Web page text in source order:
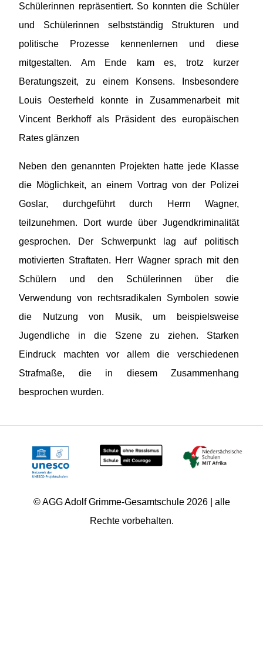
Schülerinnen repräsentiert. So konnten die Schüler
und Schülerinnen selbstständig Strukturen und
politische Prozesse kennenlernen und diese
mitgestalten. Am Ende kam es, trotz kurzer
Beratungszeit, zu einem Konsens. Insbesondere
Louis Oesterheld konnte in Zusammenarbeit mit
Vincent Berkhoff als Präsident des europäischen
Rates glänzen
Neben den genannten Projekten hatte jede Klasse
die Möglichkeit, an einem Vortrag von der Polizei
Goslar, durchgeführt durch Herrn Wagner,
teilzunehmen. Dort wurde über Jugendkriminalität
gesprochen. Der Schwerpunkt lag auf politisch
motivierten Straftaten. Herr Wagner sprach mit den
Schülern und den Schülerinnen über die
Verwendung von rechtsradikalen Symbolen sowie
die Nutzung von Musik, um beispielsweise
Jugendliche in die Szene zu ziehen. Starken
Eindruck machten vor allem die verschiedenen
Strafmaße, die in diesem Zusammenhang
besprochen wurden.
© AGG Adolf Grimme-Gesamtschule 2026 | alle
Rechte vorbehalten.